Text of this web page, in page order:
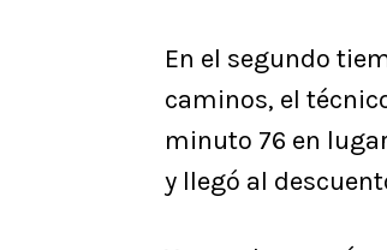
En el segundo
caminos, el
minuto 76 en
y llegó al